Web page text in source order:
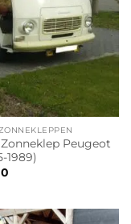
Peugeot
1989)